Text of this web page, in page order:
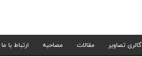
گالری تصاویر مقالات مصاحبه ارتباط با ما